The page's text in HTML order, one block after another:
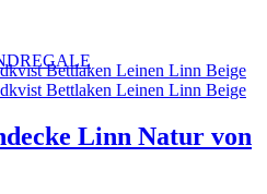
Linn Natur von